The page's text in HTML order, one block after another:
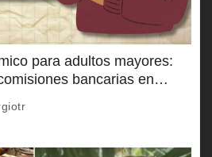
para adultos mayores:
bancarias en